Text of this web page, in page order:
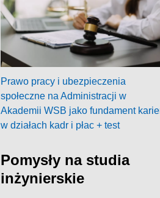
Prawo pracy i ubezpieczenia
społeczne na Administracji w
Akademii WSB jako fundament
w działach kadr i płac + test
Pomysły na studia
inżynierskie